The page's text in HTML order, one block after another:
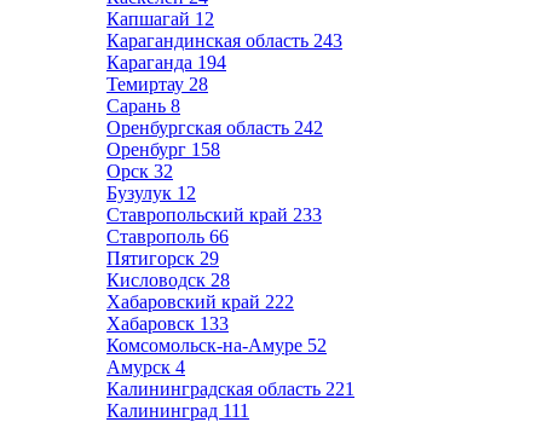
Капшагай 12
Карагандинская область 243
Караганда 194
Темиртау 28
Сарань 8
Оренбургская область 242
Оренбург 158
Орск 32
Бузулук 12
Ставропольский край 233
Ставрополь 66
Пятигорск 29
Кисловодск 28
Хабаровский край 222
Хабаровск 133
Комсомольск-на-Амуре 52
Амурск 4
Калининградская область 221
Калининград 111